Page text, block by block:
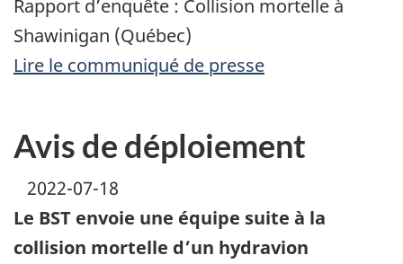
Rapport d’enquête : Collision mortelle à
Shawinigan (Québec)
Lire le communiqué de presse
Avis de déploiement
2022-07-18
Le BST envoie une équipe suite à la
collision mortelle d’un hydravion